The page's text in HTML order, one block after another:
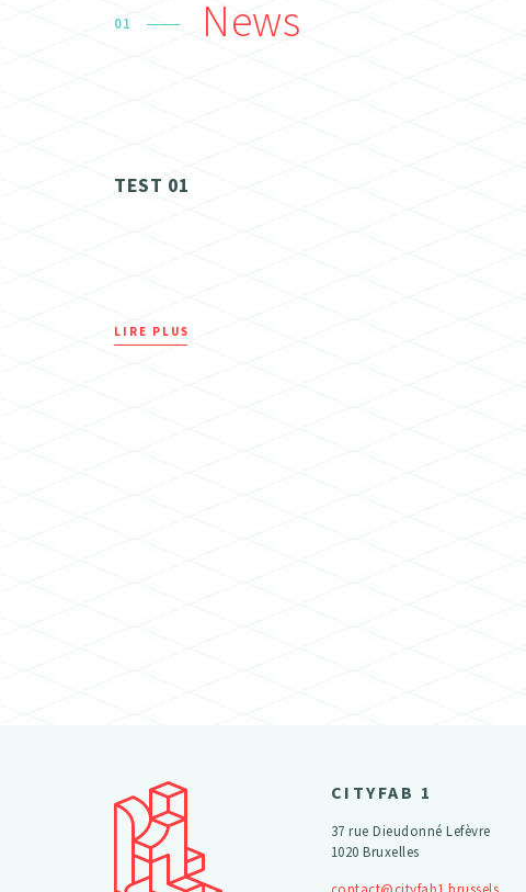
01 News
TEST 01
LIRE PLUS
CITYFAB 1
37 rue Dieudonné Lefèvre
1020 Bruxelles